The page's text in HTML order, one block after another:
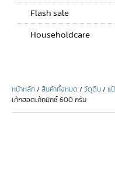
Flash sale
Householdcare
หน้าหลัก/สินค้าทั้งหมด /วัตุดิบ/แ
เค้กฮอตเค้กมิกซ์ 600 กรัม